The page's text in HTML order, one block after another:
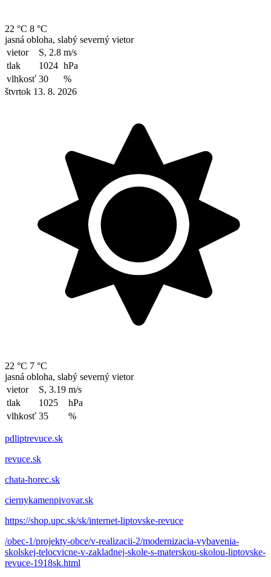
22 °C 8 °C
jasná obloha, slabý severný vietor
vietor
S, 2.8 m/s
tlak
1024 hPa
vlhkosť 30
%
štvrtok 13. 8. 2026
22 °C 7 °C
jasná obloha, slabý severný vietor
vietor
S, 3.19 m/s
tlak
1025
hPa
vlhkosť 35 %
pdliptrevuce.sk
revuce.sk
chata-horec.sk
ciernykamenpivovar.sk
https://shop.upc.sk/sk/internet-liptovske-revuce
/obec-1/projekty-obce/v-realizacii-2/modernizacia-vybavenia-
skolskej-telocvicne-v-zakladnej-skole-s-materskou-skolou-liptovske-
revuce-1918sk.html